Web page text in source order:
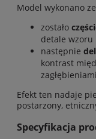
Model wykonano ze
zostało
detale wzoru
następnie
kontrast
zagłębieniami
Efekt ten nadaje
postarzony,
Specyfikacja